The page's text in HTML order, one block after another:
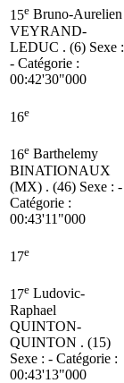
15e Bruno-Aurelien
VEYRAND-
LEDUC . (6) Sexe :
- Catégorie :
00:42'30"000
16e
16e Barthelemy
BINATIONAUX
(MX) . (46) Sexe : -
Catégorie :
00:43'11"000
17e
17e Ludovic-
Raphael
QUINTON-
QUINTON . (15)
Sexe : - Catégorie :
00:43'13"000